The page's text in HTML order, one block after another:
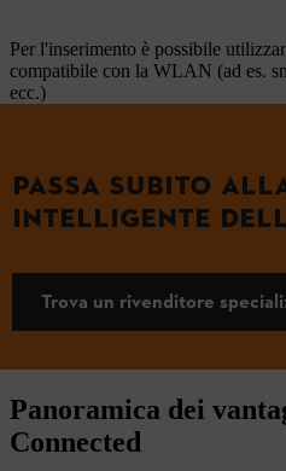
Per l'inserimento è possibile
compatibile con la WLAN (ad es.
ecc.)
PASSA SUBITO
INTELLIGENTE
Trova un rivenditore
Panoramica dei
Connected